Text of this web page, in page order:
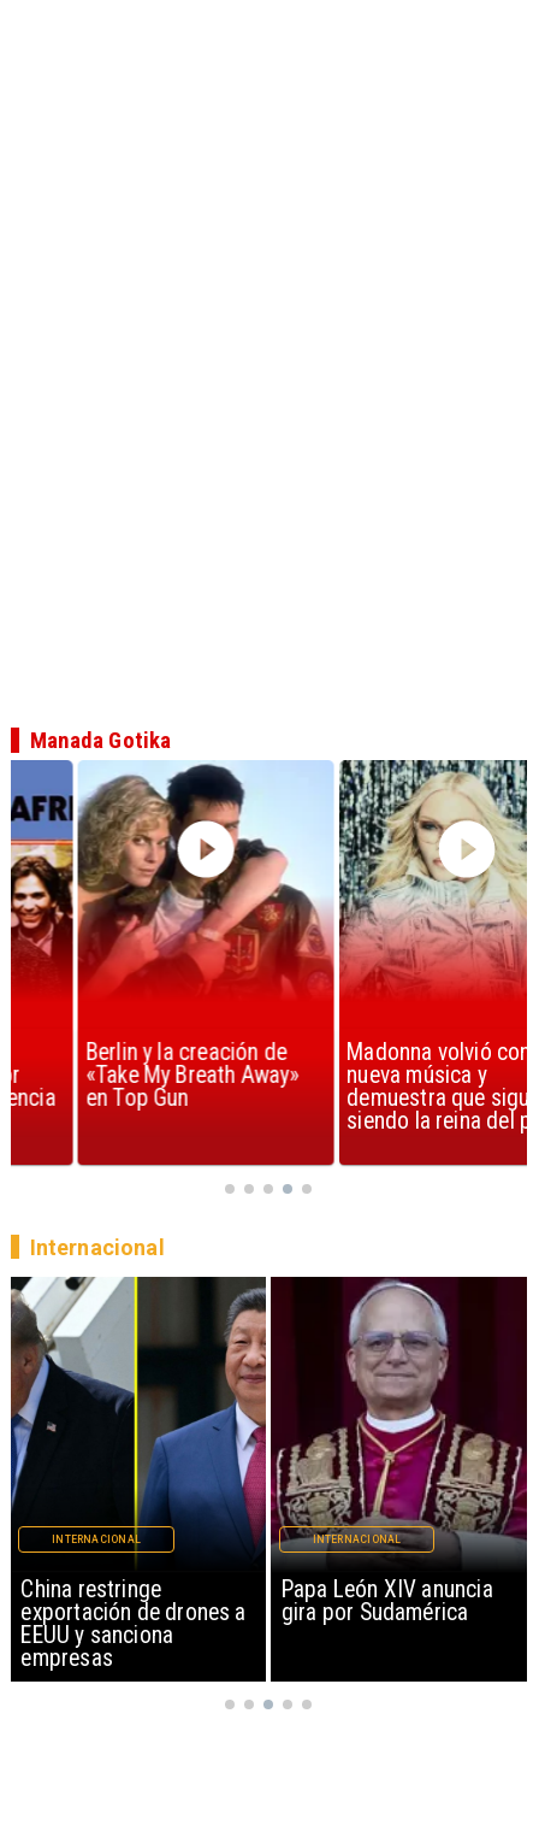
Berlin y la creación de
«Take My Breath Away»
en Top Gun
Madonna volvió con
nueva música y
demuestra que sigue
siendo la reina del pop
Manada Gotika
China restringe
exportación de drones a
EEUU y sanciona
empresas
INTERNACIONAL
Papa León XIV anuncia
gira por Sudamérica
INTERNACIONAL
Internacional